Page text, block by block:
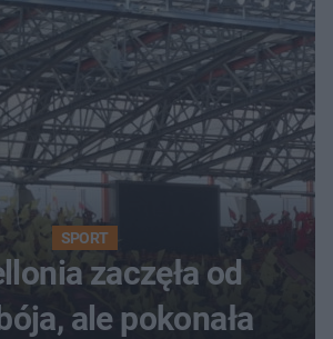
SPORT
zaczęła od
ale pokonała